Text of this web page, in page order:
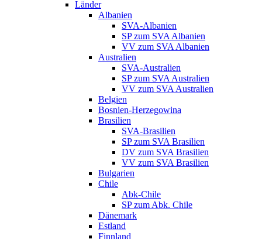
Länder
Albanien
SVA-Albanien
SP zum SVA Albanien
VV zum SVA Albanien
Australien
SVA-Australien
SP zum SVA Australien
VV zum SVA Australien
Belgien
Bosnien-Herzegowina
Brasilien
SVA-Brasilien
SP zum SVA Brasilien
DV zum SVA Brasilien
VV zum SVA Brasilien
Bulgarien
Chile
Abk-Chile
SP zum Abk. Chile
Dänemark
Estland
Finnland